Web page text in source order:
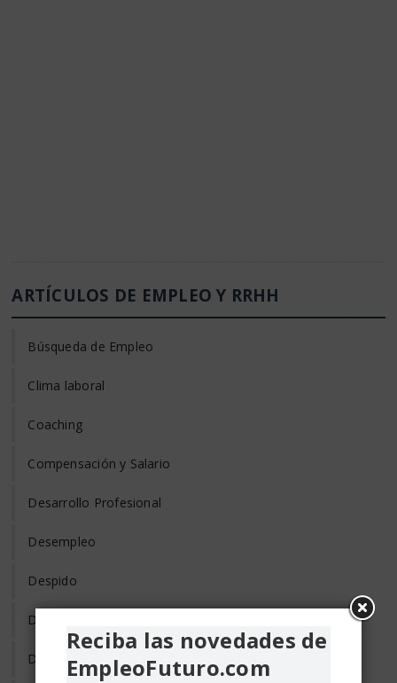
ARTÍCULOS DE EMPLEO Y RRHH
Búsqueda de Empleo
Clima laboral
Coaching
Compensación y Salario
Desarrollo Profesional
Desempleo
Despido
Diversidad Laboral
Donde Trabajar
Reciba las novedades de
EmpleoFuturo.com